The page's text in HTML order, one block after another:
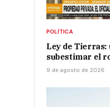
POLÍTICA
Ley de Tierras:
subestimar el
9 de agosto de 2026